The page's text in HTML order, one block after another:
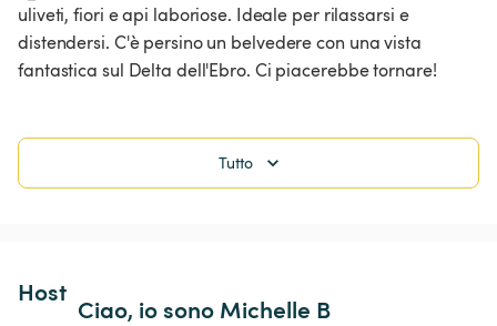
uliveti, fiori e api laboriose. Ideale per rilassarsi e
distendersi. C'è persino un belvedere con una vista
fantastica sul Delta dell'Ebro. Ci piacerebbe tornare!
Tutto
Host
Ciao, io sono Michelle B